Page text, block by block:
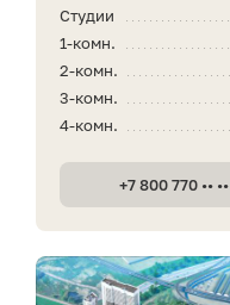
Студии
1-комн.
2-комн.
3-комн.
4-комн.
+7 800 770 •• ••